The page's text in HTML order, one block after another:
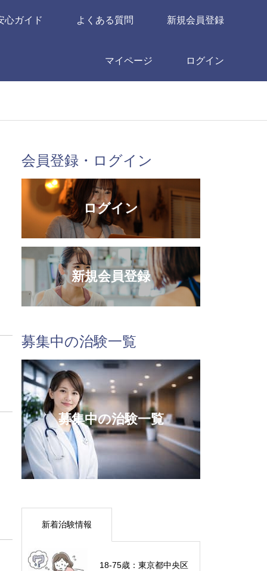
心ガイド よくある質問 新規会員登録
マイページ ログイン
会員登録・ログイン
ログイン
新規会員登録
募集中の治験一覧
募集中の治験一覧
新着治験情報
18-75歳：東京都中央区